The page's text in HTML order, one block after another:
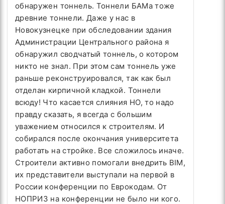
обнаружен тоннель. Тоннели БАМа тоже
древние тоннели. Даже у нас в
Новокузнецке при обследовании здания
Администрации Центрального района я
обнаружил сводчатый тоннель, о котором
никто не знал. При этом сам тоннель уже
раньше реконструировался, так как был
отделан кирпичной кладкой. Тоннели
всюду! Что касается слияния НО, то надо
правду сказать, я всегда с большим
уважением относился к строителям. И
собирался после окончания университета
работать на стройке. Все сложилось иначе.
Строители активно помогали внедрить BIM,
их представители выступали на первой в
России конференции по Еврокодам. От
НОПРИЗ на конференции не было ни кого.